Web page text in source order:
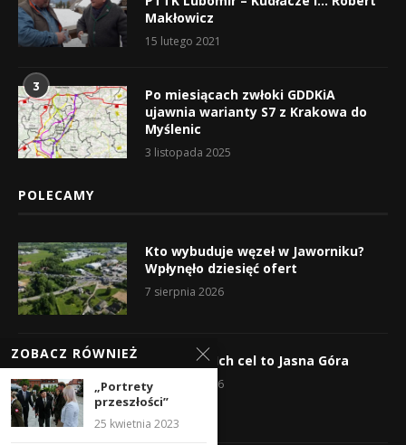
Makłowicz
15 lutego 2021
3
Po miesiącach zwłoki GDDKiA
ujawnia warianty S7 z Krakowa do
Myślenic
3 listopada 2025
POLECAMY
Kto wybuduje węzeł w Jaworniku?
Wpłynęło dziesięć ofert
7 sierpnia 2026
Wyruszyli! Ich cel to Jasna Góra
5 sierpnia 2026
ZOBACZ RÓWNIEŻ
„Portrety
przeszłości”
25 kwietnia 2023